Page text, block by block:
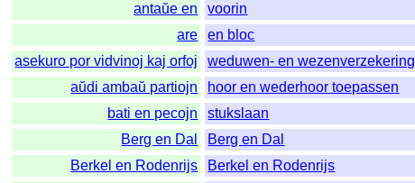
antaŭe en
voorin
are
en bloc
asekuro por vidvinoj kaj orfoj
weduwen- en wezenverzekering
aŭdi ambaŭ partiojn
hoor en wederhoor toepassen
bati en pecojn
stukslaan
Berg en Dal
Berg en Dal
Berkel en Rodenrijs
Berkel en Rodenrijs